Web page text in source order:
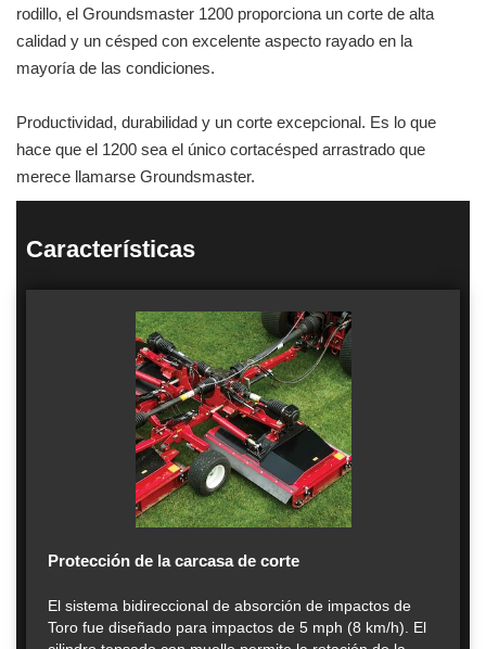
rodillo, el Groundsmaster 1200 proporciona un corte de alta
calidad y un césped con excelente aspecto rayado en la
mayoría de las condiciones.
Productividad, durabilidad y un corte excepcional. Es lo que
hace que el 1200 sea el único cortacésped arrastrado que
merece llamarse Groundsmaster.
Características
Protección de la carcasa de corte
El sistema bidireccional de absorción de impactos de
Toro fue diseñado para impactos de 5 mph (8 km/h). El